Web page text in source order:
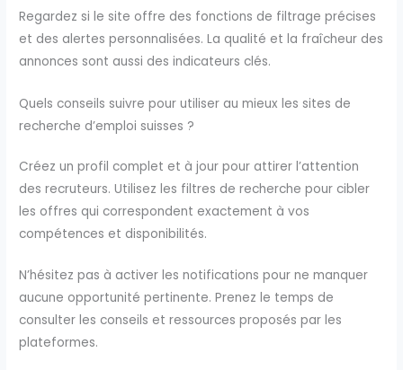
Regardez si le site offre des fonctions de filtrage précises
et des alertes personnalisées. La qualité et la fraîcheur des
annonces sont aussi des indicateurs clés.
Quels conseils suivre pour utiliser au mieux les sites de
recherche d’emploi suisses ?
Créez un profil complet et à jour pour attirer l’attention
des recruteurs. Utilisez les filtres de recherche pour cibler
les offres qui correspondent exactement à vos
compétences et disponibilités.
N’hésitez pas à activer les notifications pour ne manquer
aucune opportunité pertinente. Prenez le temps de
consulter les conseils et ressources proposés par les
plateformes.